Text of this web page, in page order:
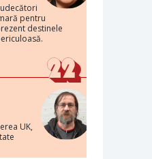
pentru
destinele
UK,